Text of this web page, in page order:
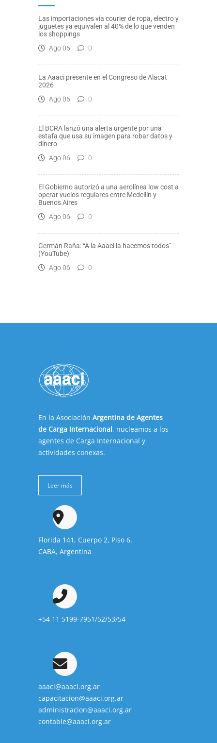
Las importaciones vía courier de ropa, electro y
juguetes ya equivalen al 40% de lo que venden
los shoppings
Ago 06
0
La Aaaci presente en el Congreso de Alacat
2026
Ago 06
0
El BCRA lanzó una alerta urgente por una
estafa que usa su imagen para robar datos y
dinero
Ago 06
0
El Gobierno autorizó a una aerolínea low cost a
operar vuelos regulares entre Medellín y
Buenos Aires
Ago 06
0
Germán Raña: “A la Aaaci la hacemos todos”
(YouTube)
Ago 06
0
En la Asociación Argentina de Agentes
de Carga Internacional, nucleamos a los
agentes de Carga Internacional y
actividades conexas.
Leer más
Florida 141, Cuerpo 2, Piso 6.
CABA, Argentina
+54 11 5199-7951/52/53/54
aaaci@aaaci.org.ar
capacitacion@aaaci.org.ar
administracion@aaaci.org.ar
contable@aaaci.org.ar